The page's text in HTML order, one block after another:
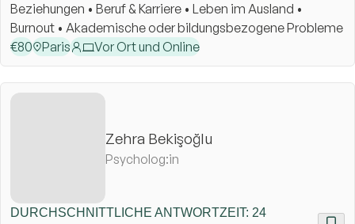
Beziehungen • Beruf & Karriere • Leben im Ausland •
Burnout • Akademische oder bildungsbezogene Probleme
€80 Paris Vor Ort und Online
Zehra Bekişoğlu
Psycholog:in
DURCHSCHNITTLICHE ANTWORTZEIT: 24